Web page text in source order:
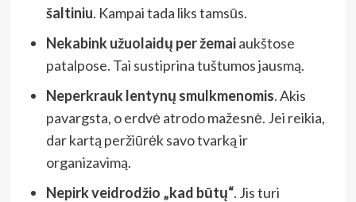
šaltiniu. Kampai tada liks tamsūs.
Nekabink užuolaidų per žemaiaukštose
patalpose. Tai sustiprina tuštumos jausmą.
Neperkrauk lentynų smulkmenomis. Akis
pavargsta, o erdvė atrodo mažesnė. Jei reikia,
dar kartą peržiūrėk savo tvarką ir
organizavimą.
Nepirk veidrodžio „kad būtų“. Jis turi